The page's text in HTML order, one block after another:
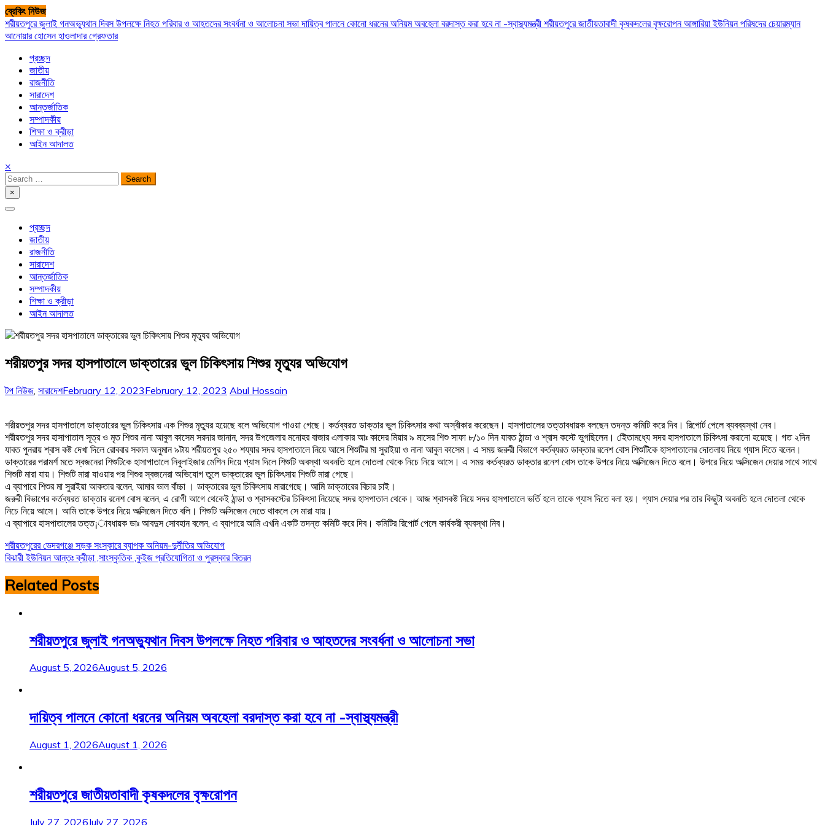
Skip
to
content
ব্রেকিং নিউজ
শরীয়তপুরে জুলাই গনঅভ্যুথান দিবস উপলক্ষে নিহত পরিবার ও আহতদের সংবর্ধনা ও আলোচনা সভাদায়িত্ব পালনে কোনো ধরনের অনিয়ম অবহেলা বরদাস্ত করা হবে না -স্বাস্থ্যমন্ত্রী শরীয়তপুরে জাতীয়তাবাদী কৃষকদলের বৃক্ষরোপনআঙ্গারিয়া ইউনিয়ন পরিষদের চেয়ারম্যান
আনোয়ার হোসেন হাওলাদার গ্রেফতার
প্রচ্ছদ
জাতীয়
রাজনীতি
সারাদেশ
আন্তর্জাতিক
সম্পাদকীয়
শিক্ষা ও ক্রীড়া
আইন আদালত
×
Search
for:
×
প্রচ্ছদ
জাতীয়
রাজনীতি
সারাদেশ
আন্তর্জাতিক
সম্পাদকীয়
শিক্ষা ও ক্রীড়া
আইন আদালত
শরীয়তপুর সদর হাসপাতালে ডাক্তারের ভুল চিকিৎসায় শিশুর মৃত্যুর অভিযোগ
টপ নিউজ সারাদেশFebruary 12, 2023February 12, 2023 Abul Hossain
শরীয়তপুর সদর হাসপাতালে ডাক্তারের ভুল চিকিৎসায় এক শিশুর মৃত্যুর হয়েছে বলে অভিযোগ পাওয়া গেছে। কর্তব্যরত ডাক্তার ভুল চিকিৎসার কথা অস্বীকার করেছেন। হাসপাতালের তত্তাবধায়ক বলছেন তদন্ত কমিটি করে দিব। রিপোর্ট পেলে ব্যবব্যস্থা নেব।
শরীয়তপুর সদর হাসাপাতাল সূত্র ও মৃত শিশুর নানা আবুল কাসেম সরদার জানান, সদর উপজেলার মনোহর বাজার এলাকার আঃ কাদের মিয়ার ৯ মাসের শিশু সাফা ৮/১০ দিন যাবত ঠান্ডা ও শ্বাস কস্টে ভুগছিলেন। ইেিতামধ্যে সদর হাসপাতালে চিকিৎসা করানো হয়েছে। গত ২দিন
যাবত পুনরায় শ্বাস কষ্ট দেখা দিলে রোববার সকাল অনুমান ৯টায় শরীয়তপুর ২৫০ শয্যার সদর হাসপাতালে নিয়ে আসে শিশুটির মা সুরাইয়া ও নানা আবুল কাসেম। এ সময় জরুরী বিভাগে কর্তব্যরত ডাক্তার রনেশ বোস শিশুটিকে হাসপাতালের দোতলায় নিয়ে গ্যাস দিতে বলেন।
ডাক্তারের পরামর্শ মতে স্বজনেরা শিশুটিকে হাসাপাতালে নিবুলাইজার মেশিন দিয়ে গ্যাস দিলে শিশুটি অবস্থা অবনতি হলে দোতলা থেকে নিচে নিয়ে আসে। এ সময় কর্তব্যরত ডাক্তার রনেশ বোস তাকে উপরে নিয়ে অক্সিজেন দিতে বলে। উপরে নিয়ে অক্সিজেন দেয়ার সাথে সাথে
শিশুটি মারা যায়। শিশুটি মারা যাওয়ার পর শিশুর স্বজনেরা অভিযোগ তুলে ডাক্তারের ভুল চিকিৎসায় শিশুটি মারা গেছে।
এ ব্যাপারে শিশুর মা সুরাইয়া আকতার বলেন, আমার ভাল বাঁচ্চা । ডাক্তারের ভুল চিকিৎসায় মারাগেছে। আমি ডাক্তারের বিচার চাই।
জরুরী বিভাগের কর্তব্যরত ডাক্তার রনেশ বোস বলেন, এ রোগী আগে থেকেই ঠান্ডা ও শ্বাসকস্টের চিকিৎসা নিয়েছে সদর হাসপাতাল থেকে। আজ শ্বাসকষ্ট নিয়ে সদর হাসপাতালে ভর্তি হলে তাকে গ্যাস দিতে বলা হয়। গ্যাস দেয়ার পর তার কিছুটা অবনতি হলে দোতলা থেকে
নিচে নিয়ে আসে। আমি তাকে উপরে নিয়ে অক্সিজেন দিতে বলি। শিশুটি অক্সিজেন দেতে থাকলে সে মারা যায়।
এ ব্যাপারে হাসপাতালের তত্ত¡াবধায়ক ডাঃ আবদুস সোবহান বলেন, এ ব্যাপারে আমি এখনি একটি তদন্ত কমিটি করে দিব। কমিটির রিপোর্ট পেলে কার্যকরী ব্যবস্থা নিব।
Post
navigation
শরীয়তপুরের ভেদরগঞ্জে সড়ক সংস্কারে ব্যাপক অনিয়ম-দুর্নীতির অভিযোগ
বিঝারী ইউনিয়ন আন্তঃ ক্রীড়া ,সাংস্কৃতিক ,কুইজ প্রতিযোগিতা ও পুরস্কার বিতরন
Related Posts
শরীয়তপুরে জুলাই গনঅভ্যুথান দিবস উপলক্ষে নিহত পরিবার ও আহতদের সংবর্ধনা ও আলোচনা সভা
August 5, 2026August 5, 2026
দায়িত্ব পালনে কোনো ধরনের অনিয়ম অবহেলা বরদাস্ত করা হবে না -স্বাস্থ্যমন্ত্রী
August 1, 2026August 1, 2026
শরীয়তপুরে জাতীয়তাবাদী কৃষকদলের বৃক্ষরোপন
July 27, 2026July 27, 2026